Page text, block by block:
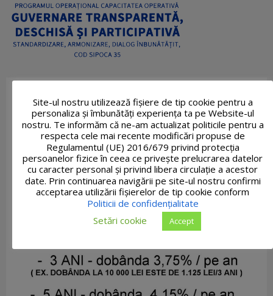
Site-ul nostru utilizează fişiere de tip cookie pentru a
personaliza și îmbunătăți experiența ta pe Website-ul
nostru. Te informăm că ne-am actualizat politicile pentru a
respecta cele mai recente modificări propuse de
Regulamentul (UE) 2016/679 privind protecția
persoanelor fizice în ceea ce privește prelucrarea datelor
cu caracter personal și privind libera circulație a acestor
date. Prin continuarea navigării pe site-ul nostru confirmi
acceptarea utilizării fişierelor de tip cookie conform
Politicii de confidențialitate
Setări cookie
Accept